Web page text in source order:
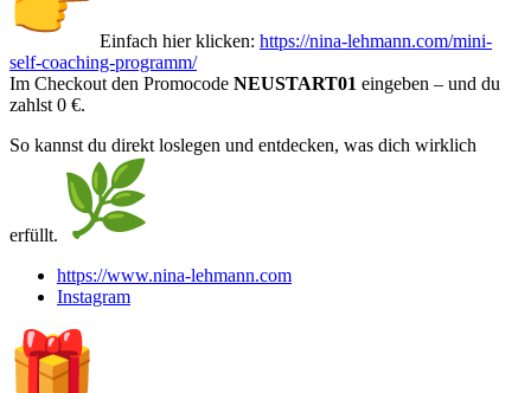
Einfach hier klicken: https://nina-lehmann.com/mini-
self-coaching-programm/
Im Checkout den Promocode NEUSTART01 eingeben – und du
zahlst 0 €.
So kannst du direkt loslegen und entdecken, was dich wirklich
erfüllt.
https://www.nina-lehmann.com
Instagram